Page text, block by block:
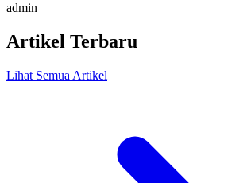
admin
Artikel Terbaru
Lihat Semua Artikel